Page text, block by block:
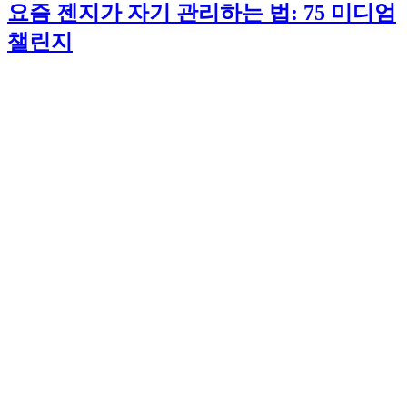
요즘 젠지가 자기 관리하는 법: 75 미디엄
챌린지